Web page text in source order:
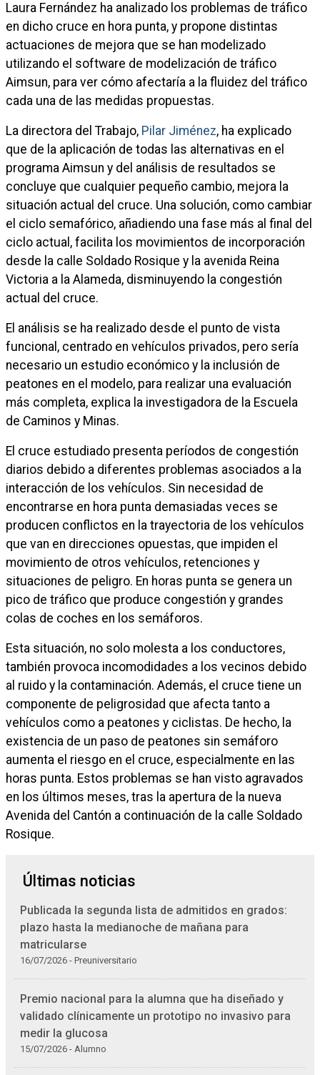
Laura Fernández ha analizado los problemas de tráfico
en dicho cruce en hora punta, y propone distintas
actuaciones de mejora que se han modelizado
utilizando el software de modelización de tráfico
Aimsun, para ver cómo afectaría a la fluidez del tráfico
cada una de las medidas propuestas.
La directora del Trabajo, Pilar Jiménez, ha explicado
que de la aplicación de todas las alternativas en el
programa Aimsun y del análisis de resultados se
concluye que cualquier pequeño cambio, mejora la
situación actual del cruce. Una solución, como cambiar
el ciclo semafórico, añadiendo una fase más al final del
ciclo actual, facilita los movimientos de incorporación
desde la calle Soldado Rosique y la avenida Reina
Victoria a la Alameda, disminuyendo la congestión
actual del cruce.
El análisis se ha realizado desde el punto de vista
funcional, centrado en vehículos privados, pero sería
necesario un estudio económico y la inclusión de
peatones en el modelo, para realizar una evaluación
más completa, explica la investigadora de la Escuela
de Caminos y Minas.
El cruce estudiado presenta períodos de congestión
diarios debido a diferentes problemas asociados a la
interacción de los vehículos. Sin necesidad de
encontrarse en hora punta demasiadas veces se
producen conflictos en la trayectoria de los vehículos
que van en direcciones opuestas, que impiden el
movimiento de otros vehículos, retenciones y
situaciones de peligro. En horas punta se genera un
pico de tráfico que produce congestión y grandes
colas de coches en los semáforos.
Esta situación, no solo molesta a los conductores,
también provoca incomodidades a los vecinos debido
al ruido y la contaminación. Además, el cruce tiene un
componente de peligrosidad que afecta tanto a
vehículos como a peatones y ciclistas. De hecho, la
existencia de un paso de peatones sin semáforo
aumenta el riesgo en el cruce, especialmente en las
horas punta. Estos problemas se han visto agravados
en los últimos meses, tras la apertura de la nueva
Avenida del Cantón a continuación de la calle Soldado
Rosique.
Últimas noticias
Publicada la segunda lista de admitidos en grados:
plazo hasta la medianoche de mañana para
matricularse
16/07/2026 - Preuniversitario
Premio nacional para la alumna que ha diseñado y
validado clínicamente un prototipo no invasivo para
medir la glucosa
15/07/2026 - Alumno